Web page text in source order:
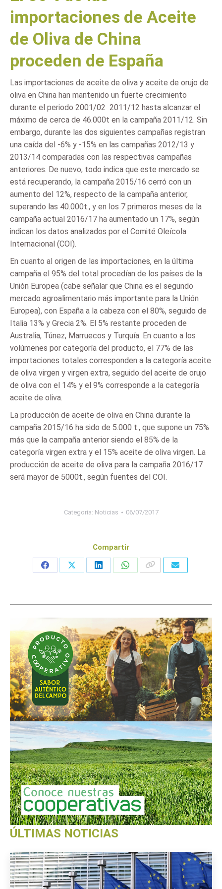
importaciones de Aceite
de Oliva de China
proceden de España
Las importaciones de aceite de oliva y aceite de orujo de
oliva en China han mantenido un fuerte crecimiento
durante el periodo 2001/02  2011/12 hasta alcanzar el
máximo de cerca de 46.000t en la campaña 2011/12. Sin
embargo, durante las dos siguientes campañas registran
una caída del -6% y -15% en las campañas 2012/13 y
2013/14 comparadas con las respectivas campañas
anteriores. De nuevo, todo indica que este mercado se
está recuperando, la campaña 2015/16 cerró con un
aumento del 12%, respecto de la campaña anterior,
superando las 40.000t., y en los 7 primeros meses de la
campaña actual 2016/17 ha aumentado un 17%, según
indican los datos analizados por el Comité Oleícola
Internacional (COI).
En cuanto al origen de las importaciones, en la última
campaña el 95% del total procedían de los países de la
Unión Europea (cabe señalar que China es el segundo
mercado agroalimentario más importante para la Unión
Europea), con España a la cabeza con el 80%, seguido de
Italia 13% y Grecia 2%. El 5% restante proceden de
Australia, Túnez, Marruecos y Turquía. En cuanto a los
volúmenes por categoría del producto, el 77% de las
importaciones totales corresponden a la categoría aceite
de oliva virgen y virgen extra, seguido del aceite de orujo
de oliva con el 14% y el 9% corresponde a la categoría
aceite de oliva.
La producción de aceite de oliva en China durante la
campaña 2015/16 ha sido de 5.000 t., que supone un 75%
más que la campaña anterior siendo el 85% de la
categoría virgen extra y el 15% aceite de oliva virgen. La
producción de aceite de oliva para la campaña 2016/17
será mayor de 5000t., según fuentes del COI.
Categoria: Noticias 06/07/2017
Compartir
Share
Share
Share
Share
ÚLTIMAS NOTICIAS